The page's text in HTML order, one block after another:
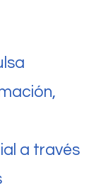
a través